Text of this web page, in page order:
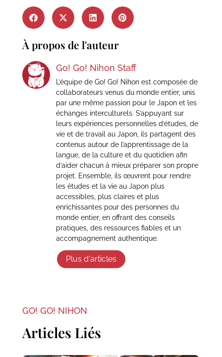
À propos de l'auteur
Go! Go! Nihon Staff
L’équipe de Go! Go! Nihon est composée de
collaborateurs venus du monde entier, unis
par une même passion pour le Japon et les
échanges interculturels. S’appuyant sur
leurs expériences personnelles d’études, de
vie et de travail au Japon, ils partagent des
contenus autour de l’apprentissage de la
langue, de la culture et du quotidien afin
d’aider chacun à mieux préparer son propre
projet. Ensemble, ils œuvrent pour rendre
les études et la vie au Japon plus
accessibles, plus claires et plus
enrichissantes pour des personnes du
monde entier, en offrant des conseils
pratiques, des ressources fiables et un
accompagnement authentique.
Plus d'articles
GO! GO! NIHON
Articles Liés